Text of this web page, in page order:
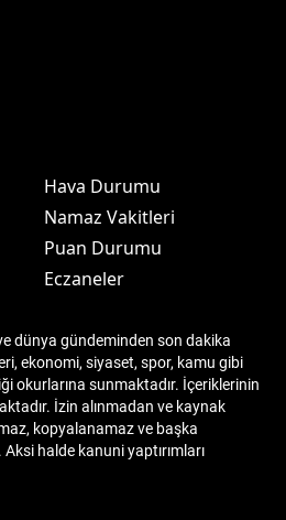
Hava Durumu
Namaz Vakitleri
Puan Durumu
Eczaneler
dünya gündeminden son dakika
ekonomi, siyaset, spor, kamu gibi
okurlarına sunmaktadır. İçeriklerinin
İzin alınmadan ve kaynak
kopyalanamaz ve başka
halde kanuni yaptırımları